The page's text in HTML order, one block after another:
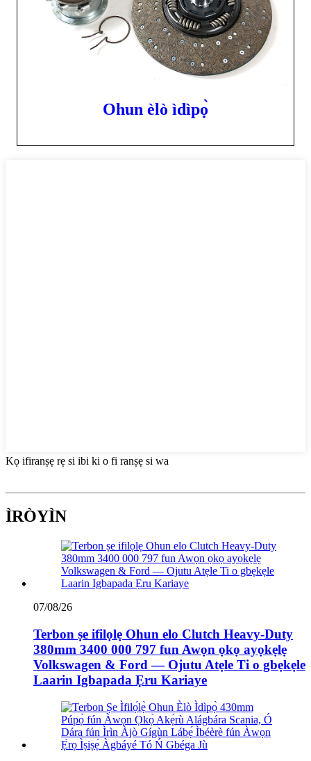
Ohun èlò ìdìpọ̀
Kọ ifiranṣẹ rẹ si ibi ki o fi ranṣẹ si wa
ÌRÒYÌN
07/08/26
Terbon ṣe ifilọlẹ Ohun elo Clutch Heavy-Duty
380mm 3400 000 797 fun Awọn ọkọ ayọkẹlẹ
Volkswagen & Ford — Ojutu Atẹle Ti o gbẹkẹle
Laarin Igbapada Ẹru Kariaye